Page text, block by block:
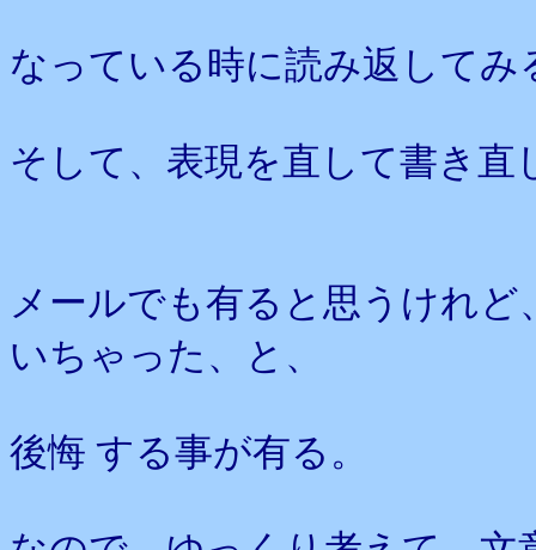
なっている時に読み返してみ
そして、表現を直して書き
メールでも有ると思うけれ
いちゃった、と、
後悔 する事が有る。